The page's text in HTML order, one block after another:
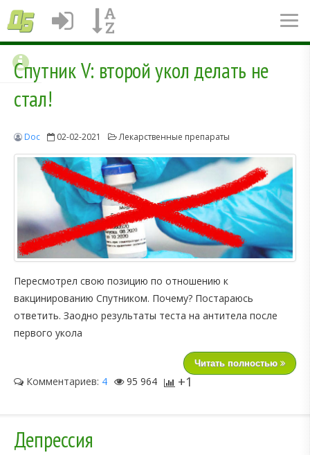
Спутник V: второй укол делать не
стал!
Doc 02-02-2021 Лекарственные препараты
Пересмотрел свою позицию по отношению к
вакцинированию Спутником. Почему? Постараюсь
ответить. Заодно результаты теста на антитела после
первого укола
Читать полностью
Комментариев: 4 95 964 +1
Депрессия